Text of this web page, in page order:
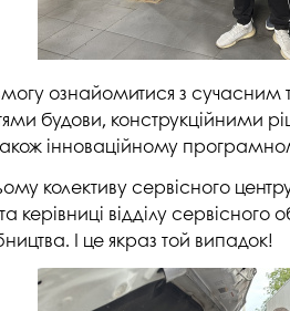
діяльність
Студентське
Навчально-
Дорадча служба
ознайомитися з сучасним
будови, конструкційними
інноваційному
колективу сервісного
керівниці відділу
І це якраз той випадок!